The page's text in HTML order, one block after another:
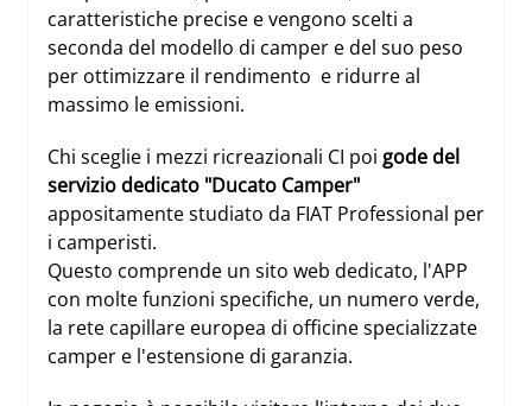
caratteristiche precise e vengono scelti a
seconda del modello di camper e del suo peso
per ottimizzare il rendimento e ridurre al
massimo le emissioni.
Chi sceglie i mezzi ricreazionali CI poi gode del
servizio dedicato "Ducato Camper"
appositamente studiato da FIAT Professional per
i camperisti.
Questo comprende un sito web dedicato, l'APP
con molte funzioni specifiche, un numero verde,
la rete capillare europea di officine specializzate
camper e l'estensione di garanzia.